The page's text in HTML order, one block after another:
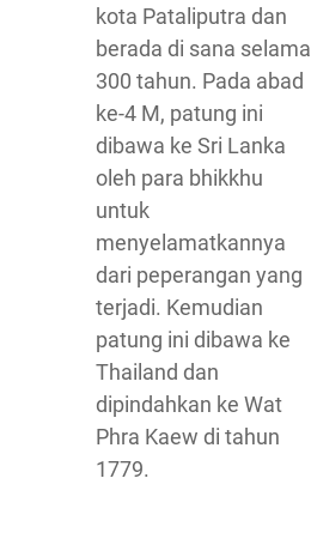
kota Pataliputra dan
berada di sana selama
300 tahun. Pada abad
ke-4 M, patung ini
dibawa ke Sri Lanka
oleh para bhikkhu
untuk
menyelamatkannya
dari peperangan yang
terjadi. Kemudian
patung ini dibawa ke
Thailand dan
dipindahkan ke Wat
Phra Kaew di tahun
1779.